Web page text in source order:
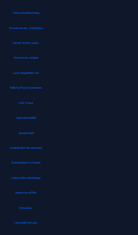
Haarschneideumhang
Trockenvorrats-Schüttdose
Herren Stretch Jeans
Steckdosen-Adapter
Laser-Nagelfeilen Set
Hülle für iPad 8. Generation
CNC-Fräser
Gipskartondübel
Jumperkabel
Staubdichte Fahrradmaske
Baumklettern Schaukel
Lederschlüsselanhänger
Unterwasserfilter
Immunkur
Lammfell-Fußsack